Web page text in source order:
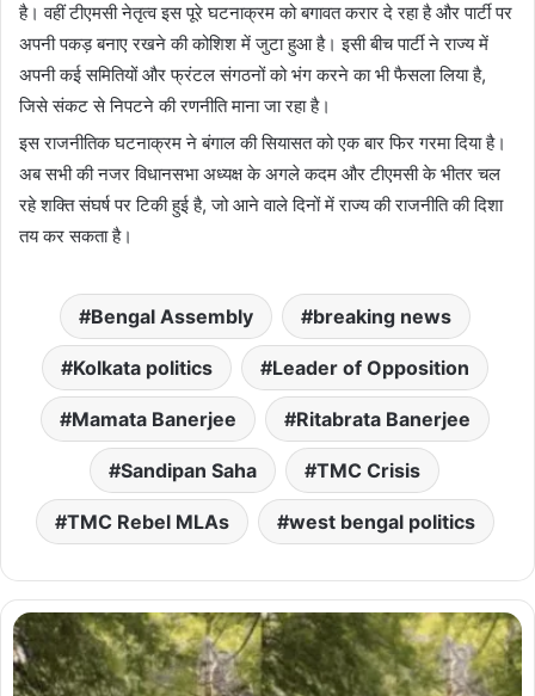
है। वहीं टीएमसी नेतृत्व इस पूरे घटनाक्रम को बगावत करार दे रहा है और पार्टी पर
अपनी पकड़ बनाए रखने की कोशिश में जुटा हुआ है। इसी बीच पार्टी ने राज्य में
अपनी कई समितियों और फ्रंटल संगठनों को भंग करने का भी फैसला लिया है,
जिसे संकट से निपटने की रणनीति माना जा रहा है।
इस राजनीतिक घटनाक्रम ने बंगाल की सियासत को एक बार फिर गरमा दिया है।
अब सभी की नजर विधानसभा अध्यक्ष के अगले कदम और टीएमसी के भीतर चल
रहे शक्ति संघर्ष पर टिकी हुई है, जो आने वाले दिनों में राज्य की राजनीति की दिशा
तय कर सकता है।
Bengal Assembly breaking news
Kolkata politics Leader of Opposition
Mamata Banerjee Ritabrata Banerjee
Sandipan Saha TMC Crisis
TMC Rebel MLAs west bengal politics